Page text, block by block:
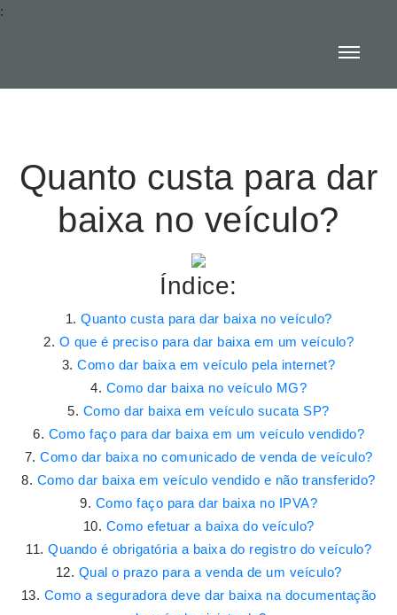
:
Quanto custa para dar
baixa no veículo?
Índice:
Quanto custa para dar baixa no veículo?
O que é preciso para dar baixa em um veículo?
Como dar baixa em veículo pela internet?
Como dar baixa no veículo MG?
Como dar baixa em veículo sucata SP?
Como faço para dar baixa em um veículo vendido?
Como dar baixa no comunicado de venda de veículo?
Como dar baixa em veículo vendido e não transferido?
Como faço para dar baixa no IPVA?
Como efetuar a baixa do veículo?
Quando é obrigatória a baixa do registro do veículo?
Qual o prazo para a venda de um veículo?
Como a seguradora deve dar baixa na documentação